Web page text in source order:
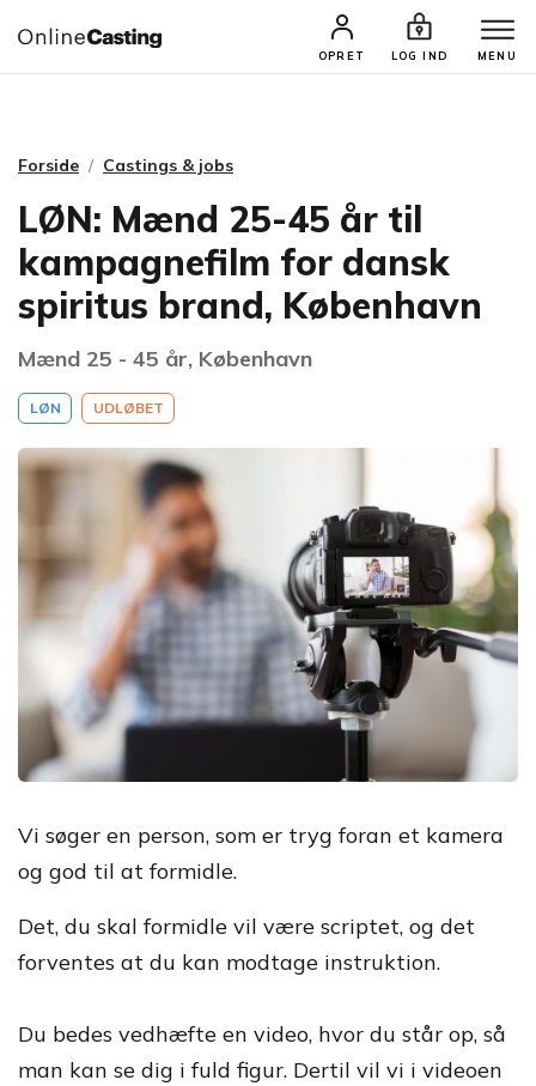
OPRET LOG IND MENU
CASTINGS & JOBS SØG PROFIL
Forside Castings & jobs
LØN: Mænd 25-45 år til
kampagnefilm for dansk
spiritus brand, København
Mænd 25 - 45 år, København
LØN UDLØBET
Vi søger en person, som er tryg foran et kamera
og god til at formidle.
Det, du skal formidle vil være scriptet, og det
forventes at du kan modtage instruktion.
Du bedes vedhæfte en video, hvor du står op, så
man kan se dig i fuld figur. Dertil vil vi i videoen